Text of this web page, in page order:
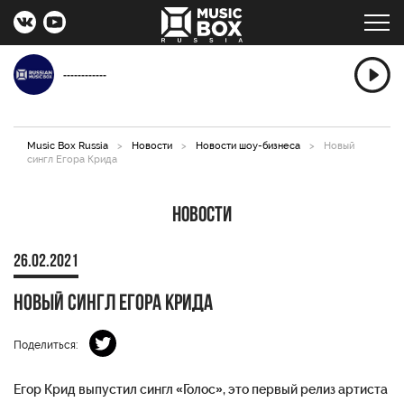
------------
Music Box Russia > Новости > Новости шоу-бизнеса >
Новый
сингл Егора Крида
Новости
26.02.2021
Новый сингл Егора Крида
Поделиться:
Егор Крид выпустил сингл «Голос», это первый релиз артиста